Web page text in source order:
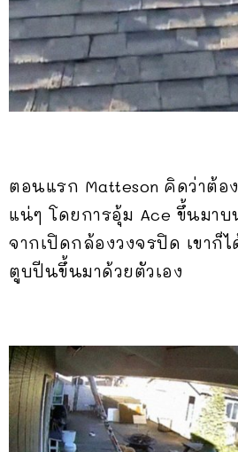
ตอนแรก Matteson คิดว่าต้อ
แน่ๆ โดยการอุ้ม Ace ขึ้นมา
จากเปิดกล้องวงจรปิด เขาก็ไ
ตูบปีนขึ้นมาด้วยตัวเอง